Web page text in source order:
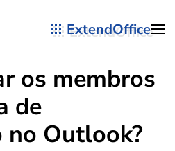
ExtendOffice
os membros
de
Outlook?